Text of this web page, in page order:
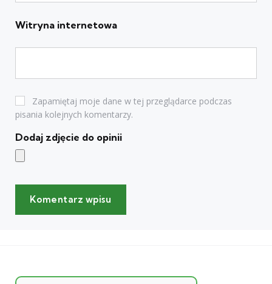
Witryna internetowa
Zapamiętaj moje dane w tej przeglądarce podczas
pisania kolejnych komentarzy.
Dodaj zdjęcie do opinii